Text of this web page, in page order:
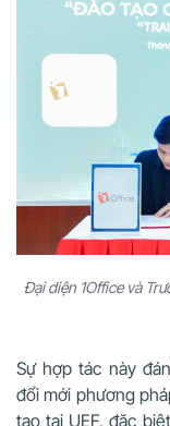
Đại diện 1Office và
Sự hợp tác này
đổi mới phương
tạo tại UEF, đặc